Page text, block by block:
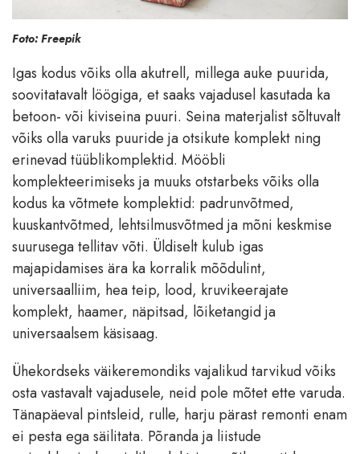
Foto: Freepik
Igas kodus võiks olla akutrell, millega auke puurida,
soovitatavalt löögiga, et saaks vajadusel kasutada ka
betoon- või kiviseina puuri. Seina materjalist sõltuvalt
võiks olla varuks puuride ja otsikute komplekt ning
erinevad tüüblikomplektid. Mööbli
komplekteerimiseks ja muuks otstarbeks võiks olla
kodus ka võtmete komplektid: padrunvõtmed,
kuuskantvõtmed, lehtsilmusvõtmed ja mõni keskmise
suurusega tellitav võti. Üldiselt kulub igas
majapidamises ära ka korralik mõõdulint,
universaalliim, hea teip, lood, kruvikeerajate
komplekt, haamer, näpitsad, lõiketangid ja
universaalsem käsisaag.
Ühekordseks väikeremondiks vajalikud tarvikud võiks
osta vastavalt vajadusele, neid pole mõtet ette varuda.
Tänapäeval pintsleid, rulle, harju pärast remonti enam
ei pesta ega säilitata. Põranda ja liistude